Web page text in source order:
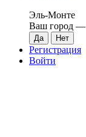
Эль-Монте
Ваш город —
Регистрация
Войти